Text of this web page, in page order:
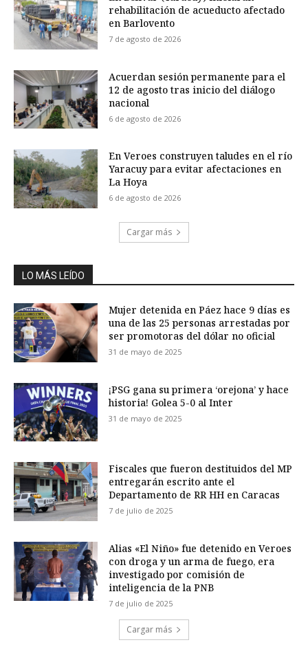
rehabilitación de acueducto afectado
en Barlovento
7 de agosto de 2026
Acuerdan sesión permanente para el
12 de agosto tras inicio del diálogo
nacional
6 de agosto de 2026
En Veroes construyen taludes en el río
Yaracuy para evitar afectaciones en
La Hoya
6 de agosto de 2026
Cargar más
LO MÁS LEÍDO
Mujer detenida en Páez hace 9 días es
una de las 25 personas arrestadas por
ser promotoras del dólar no oficial
31 de mayo de 2025
¡PSG gana su primera ‘orejona’ y hace
historia! Golea 5-0 al Inter
31 de mayo de 2025
Fiscales que fueron destituidos del MP
entregarán escrito ante el
Departamento de RR HH en Caracas
7 de julio de 2025
Alias «El Niño» fue detenido en Veroes
con droga y un arma de fuego, era
investigado por comisión de
inteligencia de la PNB
7 de julio de 2025
Cargar más